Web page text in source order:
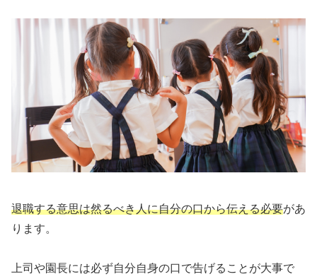
退職する意思は然るべき人に自分の口から伝える必要があ
ります。
上司や園長には必ず自分自身の口で告げることが大事で